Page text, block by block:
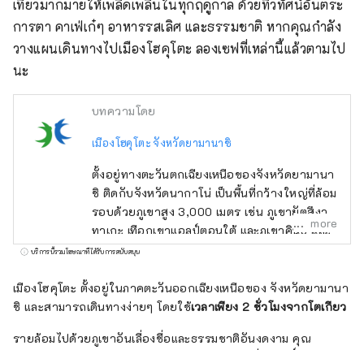
เที่ยวมากมายให้เพลิดเพลินในทุกฤดูกาล ด้วยทิวทัศน์อันตระ
การตา คาเฟ่เก๋ๆ อาหารรสเลิศ และธรรมชาติ หากคุณกำลัง
วางแผนเดินทางไปเมืองโฮคุโตะ ลองเซฟที่เหล่านี้แล้วตามไป
นะ
บทความโดย
เมืองโฮคุโตะ จังหวัดยามานาชิ
ตั้งอยู่ทางตะวันตกเฉียงเหนือของจังหวัดยามานา
ชิ ติดกับจังหวัดนากาโน่ เป็นพื้นที่กว้างใหญ่ที่ล้อม
รอบด้วยภูเขาสูง 3,000 เมตร เช่น ภูเขายัตสึงา
ทาเกะ เทือกเขาแอลป์ตอนใต้ และภูเขาคินปุ และ
มองเห็นภูเขาไฟฟูจิทางทิศใต้ ใช้เวลาเดินทางโดย
1 ชั่วโมงโดยรถยนต์จากภูเขาไฟฟูจิ และประมาณ
1 ชั่วโมงโดยรถยนต์จากมัตสึโมโต้ และเนื่องจาก
เดินทางมาตลอดทั้งปี เป็นที่รู้จักในนาม ``หมู่บ้าน
more
บริการนี้รวมโฆษณาที่ได้รับการสนับสนุน
เมืองโฮคุโตะ ตั้งอยู่ในภาคตะวันออกเฉียงเหนือของ จังหวัดยามานา
ชิ และสามารถเดินทางง่ายๆ โดยใช้เวลาเพียง 2 ชั่วโมงจากโตเกียว
รายล้อมไปด้วยภูเขาอันเลื่องชื่อและธรรมชาติอันงดงาม คุณ